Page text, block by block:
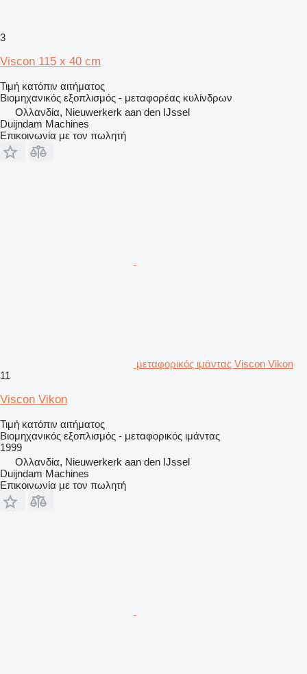
3
Viscon 115 x 40 cm
Τιμή κατόπιν αιτήματος
Βιομηχανικός εξοπλισμός - μεταφορέας κυλίνδρων
Ολλανδία, Nieuwerkerk aan den IJssel
Duijndam Machines
Επικοινωνία με τον πωλητή
μεταφορικός ιμάντας Viscon Vikon
11
Viscon Vikon
Τιμή κατόπιν αιτήματος
Βιομηχανικός εξοπλισμός - μεταφορικός ιμάντας
1999
Ολλανδία, Nieuwerkerk aan den IJssel
Duijndam Machines
Επικοινωνία με τον πωλητή